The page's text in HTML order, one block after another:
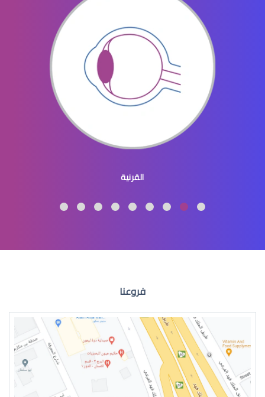
عيون الاطفال المنتفخه
عيون الاطفال المنغوليين
عيون الطفل الرضيع
القرنية
فروعنا